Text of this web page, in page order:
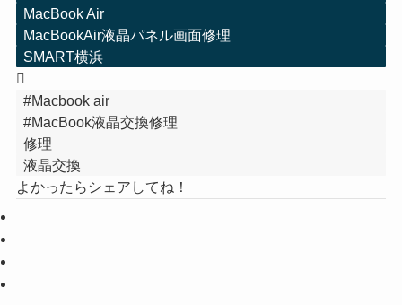
MacBook Air
MacBookAir液晶パネル画面修理
SMART横浜
#Macbook air
#MacBook液晶交換修理
修理
液晶交換
よかったらシェアしてね！